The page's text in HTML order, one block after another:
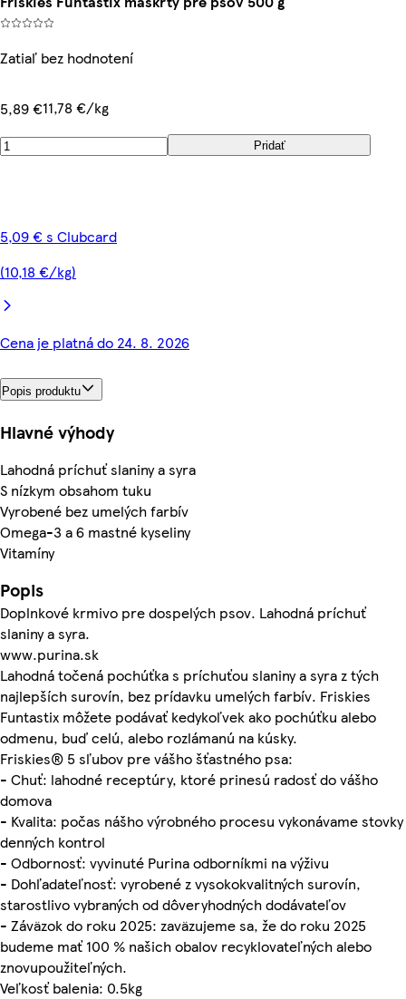
Zatiaľ bez hodnotení
5,89 €11,78 €/kg
Pridať
5,09 € s Clubcard
(10,18 €/kg)
Cena je platná do 24. 8. 2026
Popis produktu
Hlavné výhody
Lahodná príchuť slaniny a syra
S nízkym obsahom tuku
Vyrobené bez umelých farbív
Omega-3 a 6 mastné kyseliny
Vitamíny
Popis
Doplnkové krmivo pre dospelých psov. Lahodná príchuť
slaniny a syra.
www.purina.sk
Lahodná točená pochúťka s príchuťou slaniny a syra z tých
najlepších surovín, bez prídavku umelých farbív. Friskies
Funtastix môžete podávať kedykoľvek ako pochúťku alebo
odmenu, buď celú, alebo rozlámanú na kúsky.
Friskies® 5 sľubov pre vášho šťastného psa:
- Chuť: lahodné receptúry, ktoré prinesú radosť do vášho
domova
- Kvalita: počas nášho výrobného procesu vykonávame stovky
denných kontrol
- Odbornosť: vyvinuté Purina odborníkmi na výživu
- Dohľadateľnosť: vyrobené z vysokokvalitných surovín,
starostlivo vybraných od dôveryhodných dodávateľov
- Záväzok do roku 2025: zaväzujeme sa, že do roku 2025
budeme mať 100 % našich obalov recyklovateľných alebo
znovupoužiteľných.
Veľkosť balenia: 0.5kg